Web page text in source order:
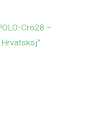
Cro28 –